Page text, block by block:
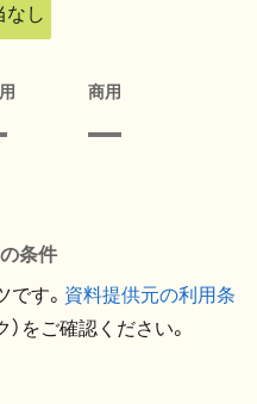
なし
商用
条件
す。 資料提供元の利用条
）をご確認ください。